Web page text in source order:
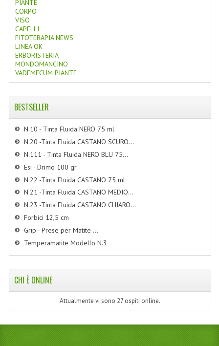
PIANTE
CORPO
VISO
CAPELLI
FITOTERAPIA NEWS
LINEA OK
ERBORISTERIA
MONDOMANCINO
VADEMECUM PIANTE
BESTSELLER
N.10 - Tinta Fluida NERO 75 ml
N.20 -Tinta Fluida CASTANO SCURO...
N.111 - Tinta Fluida NERO BLU 75...
Esi - Drimo 100 gr
N.22 -Tinta Fluida CASTANO 75 ml
N.21 -Tinta Fluida CASTANO MEDIO...
N.23 -Tinta Fluida CASTANO CHIARO...
Forbici 12,5 cm
Grip - Prese per Matite ...
Temperamatite Modello N.3
CHI È ONLINE
Attualmente vi sono 27 ospiti online.